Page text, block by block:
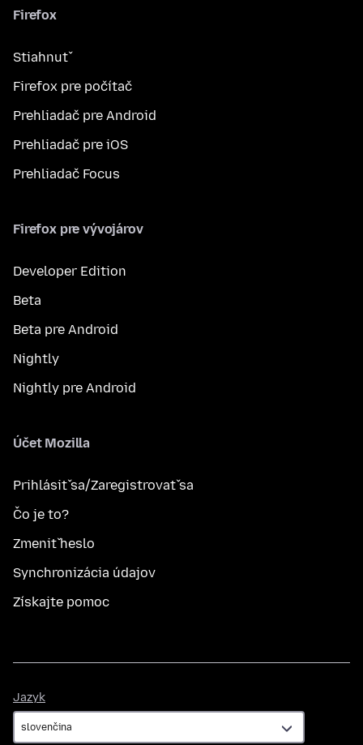
Firefox
Stiahnuť
Firefox pre počítač
Prehliadač pre Android
Prehliadač pre iOS
Prehliadač Focus
Firefox pre vývojárov
Developer Edition
Beta
Beta pre Android
Nightly
Nightly pre Android
Účet Mozilla
Prihlásiť sa/Zaregistrovať sa
Čo je to?
Zmeniť heslo
Synchronizácia údajov
Získajte pomoc
Jazyk